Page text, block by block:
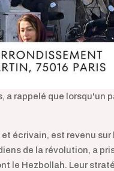
a rappelé que
et écrivain, est revenu
de la révolution, a
le Hezbollah. Leur